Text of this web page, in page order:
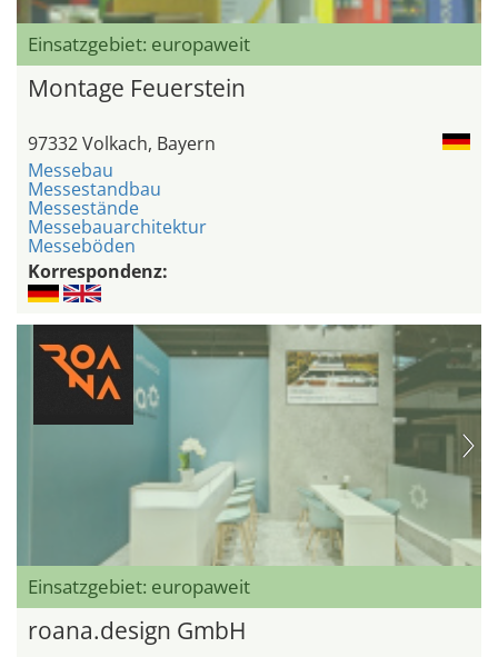
Einsatzgebiet: europaweit
Montage Feuerstein
97332 Volkach, Bayern
Messebau
Messestandbau
Messestände
Messebauarchitektur
Messeböden
Korrespondenz:
Einsatzgebiet: europaweit
roana.design GmbH